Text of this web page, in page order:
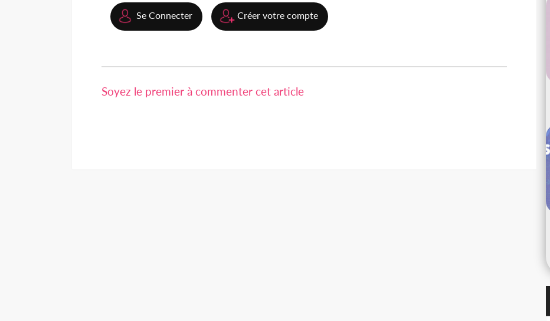
Se Connecter Créer votre compte
Soyez le premier à commenter cet article